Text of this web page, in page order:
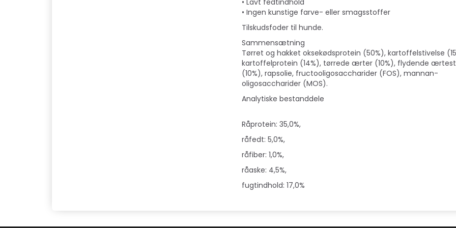
• Lavt fedtindhold
• Ingen kunstige farve- eller smagsstoffer
Tilskudsfoder til hunde.
Sammensætning
Tørret og hakket oksekødsprotein (50%), kartoffelstivelse
kartoffelprotein (14%), tørrede ærter (10%), flydende
(10%), rapsolie, fructooligosaccharider (FOS), mannan-
oligosaccharider (MOS).
Analytiske bestanddele
Råprotein: 35,0%,
råfedt: 5,0%,
råfiber: 1,0%,
råaske: 4,5%,
fugtindhold: 17,0%